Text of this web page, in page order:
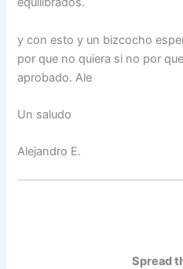
y con esto y un bizcocho
por que no quiera si no por
aprobado. Ale
Un saludo
Alejandro E.
Spread